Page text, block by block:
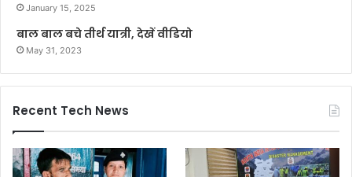
January 15, 2025
बाल बाल बचे तीर्थ यात्री, देखें वीडियो
May 31, 2023
Recent Tech News